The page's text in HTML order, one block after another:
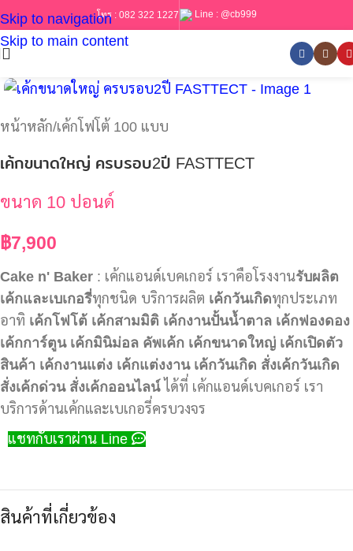
Skip to navigation
Skip to main content
โทร : 082 322 1227 Line : @cb999
หน้าหลัก/เค้กโฟโต้ 100 แบบ
เค้กขนาดใหญ่ ครบรอบ2ปี FASTTECT
ขนาด 10 ปอนด์
฿7,900
Cake n' Baker : เค้กแอนด์เบคเกอร์ เราคือโรงงานรับผลิต
เค้กและเบเกอรี่ทุกชนิด บริการผลิต เค้กวันเกิดทุกประเภท
อาทิ เค้กโฟโต้ เค้กสามมิติ เค้กงานปั้นน้ำตาล เค้กฟองดอง
เค้กการ์ตูน เค้กมินิม่อล คัพเค้ก เค้กขนาดใหญ่ เค้กเปิดตัว
สินค้า เค้กงานแต่ง เค้กแต่งงาน เค้กวันเกิด สั่งเค้กวันเกิด
สั่งเค้กด่วน สั่งเค้กออนไลน์ได้ที่ เค้กแอนด์เบคเกอร์ เรา
บริการด้านเค้กและเบเกอรี่ครบวงจร
แชทกับเราผ่าน Line
สินค้าที่เกี่ยวข้อง